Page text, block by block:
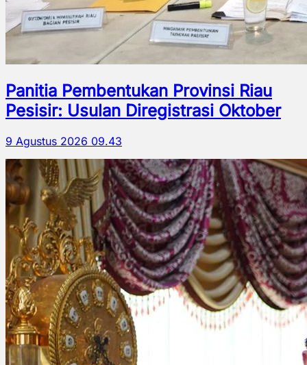
Panitia Pembentukan Provinsi Riau
Pesisir: Usulan Diregistrasi Oktober
9 Agustus 2026 09.43